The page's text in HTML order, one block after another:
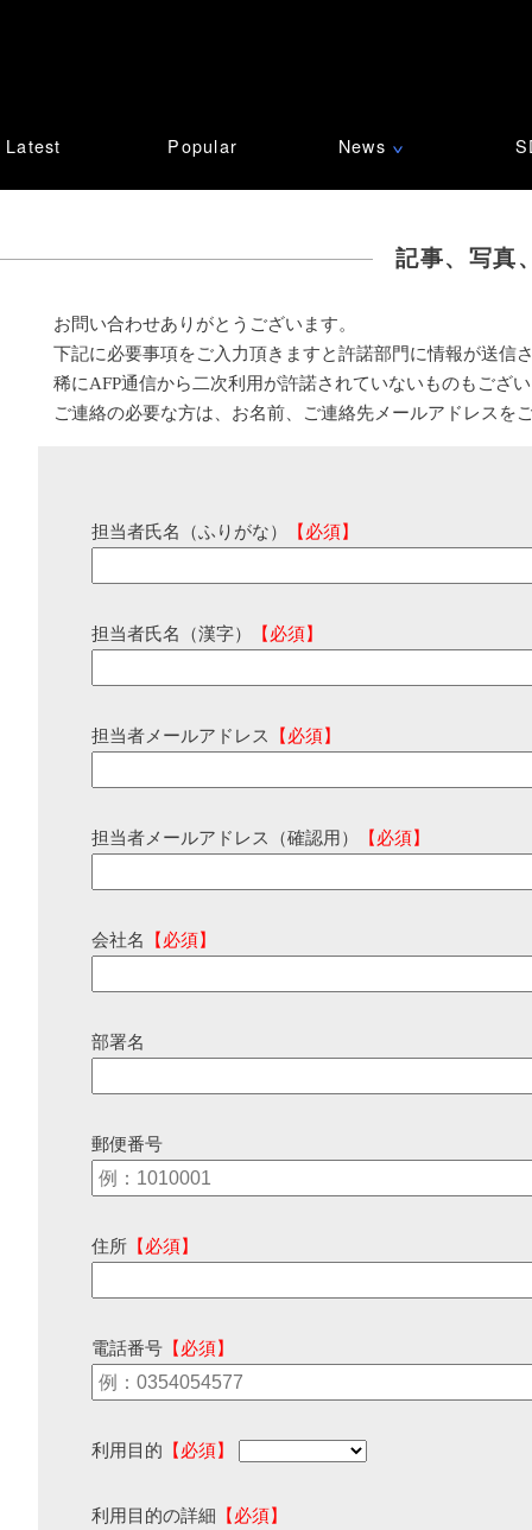
Latest Popular News ∨
記事、写真
お問い合わせありがとうございます。
下記に必要事項をご入力頂きますと許諾部門に情報が送信
稀にAFP通信から二次利用が許諾されていないものもござ
ご連絡の必要な方は、お名前、ご連絡先メールアドレスを
担当者氏名（ふりがな） 【必須】
担当者氏名（漢字） 【必須】
担当者メールアドレス 【必須】
担当者メールアドレス（確認用） 【必須】
会社名 【必須】
部署名
郵便番号
住所 【必須】
電話番号 【必須】
利用目的 【必須】
利用目的の詳細 【必須】